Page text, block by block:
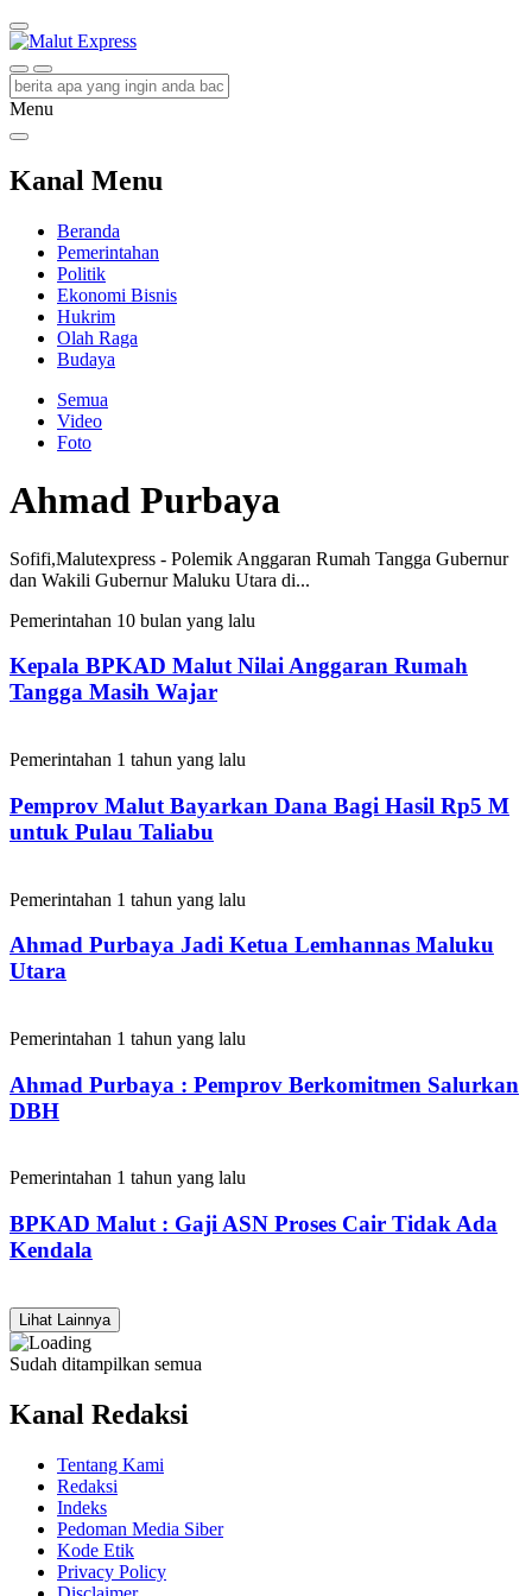
Malut Express
Berita Lebih Cepat
Menu
Kanal Menu
Beranda
Pemerintahan
Politik
Ekonomi Bisnis
Hukrim
Olah Raga
Budaya
Semua
Video
Foto
Ahmad Purbaya
Sofifi,Malutexpress - Polemik Anggaran Rumah Tangga Gubernur
dan Wakili Gubernur Maluku Utara di...
Pemerintahan 10 bulan yang lalu
Kepala BPKAD Malut Nilai Anggaran Rumah
Tangga Masih Wajar
Pemerintahan 1 tahun yang lalu
Pemprov Malut Bayarkan Dana Bagi Hasil Rp5 M
untuk Pulau Taliabu
Pemerintahan 1 tahun yang lalu
Ahmad Purbaya Jadi Ketua Lemhannas Maluku
Utara
Pemerintahan 1 tahun yang lalu
Ahmad Purbaya : Pemprov Berkomitmen Salurkan
DBH
Pemerintahan 1 tahun yang lalu
BPKAD Malut : Gaji ASN Proses Cair Tidak Ada
Kendala
Lihat Lainnya
Sudah ditampilkan semua
Kanal Redaksi
Tentang Kami
Redaksi
Indeks
Pedoman Media Siber
Kode Etik
Privacy Policy